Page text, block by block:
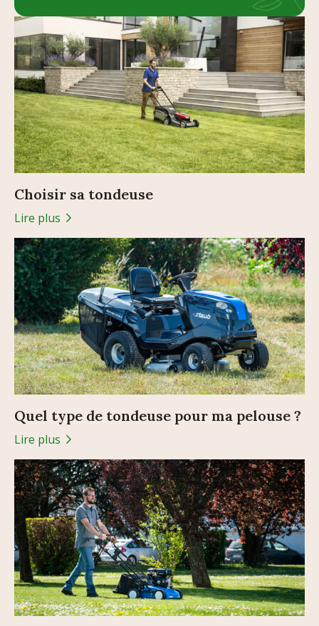
Choisir sa tondeuse
Lire plus
Quel type de tondeuse pour ma pelouse ?
Lire plus